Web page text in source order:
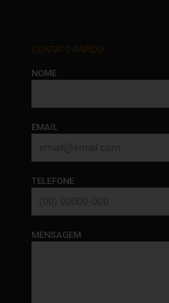
CONTATO RÁPÍDO
NOME
EMAIL
TELEFONE
MENSAGEM